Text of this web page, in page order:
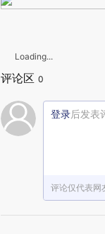
Loading...
评论区 0
登录后发表
评论仅代表网